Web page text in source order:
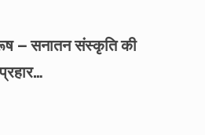
– सनातन संस्कृति की